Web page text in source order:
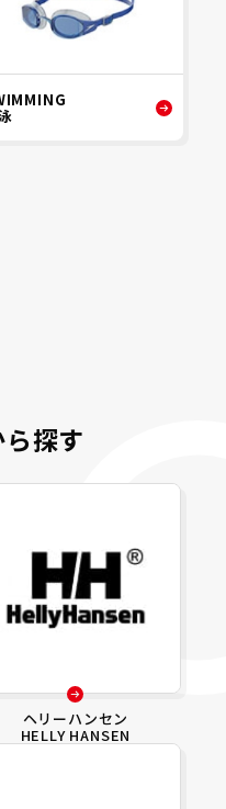
探す
ヘリーハンセン
HELLY HANSEN